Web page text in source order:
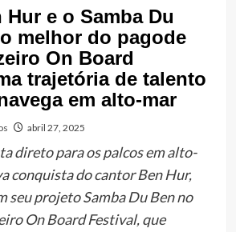
Hur e o Samba Du
melhor do pagode
On Board
trajetória de talento
em alto-mar
abril 27, 2025
direto para os palcos em alto-
conquista do cantor Ben Hur,
seu projeto Samba Du Ben no
On Board Festival, que